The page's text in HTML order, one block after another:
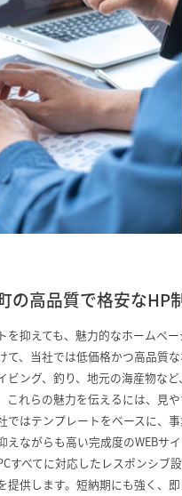
の高品質で格安なHP
トを抑えても、魅力的なホーム
て、当社では低価格かつ高品質
ビング、釣り、地元の海産物な
これらの魅力を伝えるには、見
ではテンプレートをベースに、
えながらも高い完成度のWEBサ
すべてに対応したレスポンシブ
提供します。短納期にも強く、